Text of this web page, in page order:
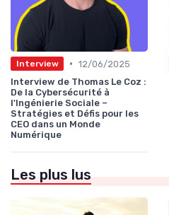
Interview • 12/06/2025
Interview de Thomas Le Coz :
De la Cybersécurité à
l'Ingénierie Sociale –
Stratégies et Défis pour les
CEO dans un Monde
Numérique
Les plus lus